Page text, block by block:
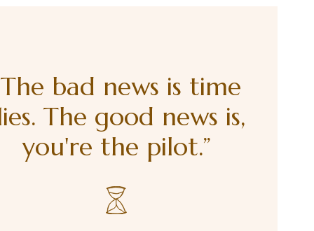
bad news is time
The good news is,
you're the pilot.”